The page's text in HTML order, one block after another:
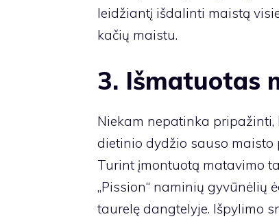
leidžiantį išdalinti maistą
kačių maistu.
3. Išmatuotas
Niekam nepatinka pripažinti,
dietinio dydžio sauso maisto
Turint įmontuotą matavimo
„Pission“ naminių
taurelę dangtelyje. Išpylimo